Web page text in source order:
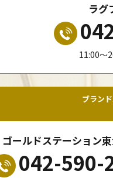
ラグ
11:00〜
ブラン
ゴールドステーション
042-590-